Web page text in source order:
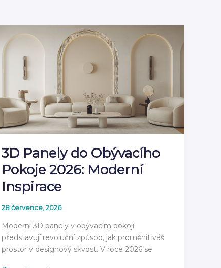
3D Panely do Obývacího
Pokoje 2026: Moderní
Inspirace
28 července, 2026
Moderní 3D panely v obývacím pokoji
představují revoluční způsob, jak proměnit váš
prostor v designový skvost. V roce 2026 se